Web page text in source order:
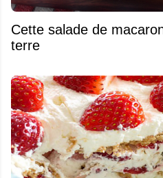
Cette salade de
terre